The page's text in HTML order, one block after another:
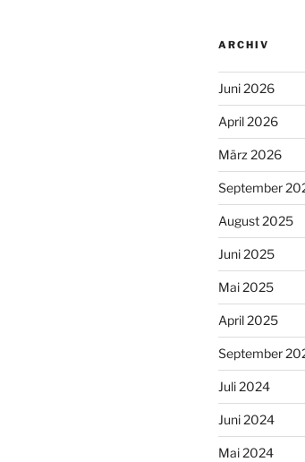
ARCHIV
Juni 2026
April 2026
März 2026
September
August 2025
Juni 2025
Mai 2025
April 2025
September
Juli 2024
Juni 2024
Mai 2024